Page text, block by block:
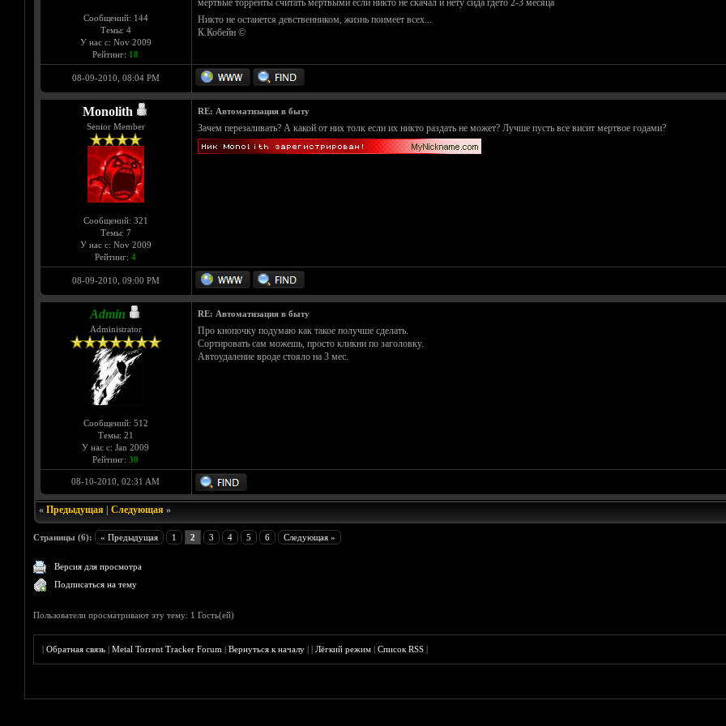
Сообщений: 144
Темы: 4
У нас с: Nov 2009
Рейтинг: 18
мертвые торренты считать мертвыми если никто не скачал и нету сида гдето 2-3 месяца
Никто не останется девственником, жизнь поимеет всех...
К.Кобейн ©
08-09-2010, 08:04 PM
Monolith
Senior Member
Сообщений: 321
Темы: 7
У нас с: Nov 2009
Рейтинг: 4
RE: Автоматизация в быту
Зачем перезаливать? А какой от них толк если их никто раздать не может? Лучше пусть все висит мертвое годами?
08-09-2010, 09:00 PM
Admin
Administrator
Сообщений: 512
Темы: 21
У нас с: Jan 2009
Рейтинг: 30
RE: Автоматизация в быту
Про кнопочку подумаю как такое получше сделать.
Сортировать сам можешь, просто кликни по заголовку.
Автоудаление вроде стояло на 3 мес.
08-10-2010, 02:31 AM
« Предыдущая| Следующая»
Страницы (6): « Предыдущая 1 2 3 4 5 6 Следующая »
Версия для просмотра
Подписаться на тему
Пользователи просматривают эту тему: 1 Гость(ей)
|Обратная связь |Metal Torrent Tracker Forum |Вернуться к началу ||Лёгкий режим |Список RSS |